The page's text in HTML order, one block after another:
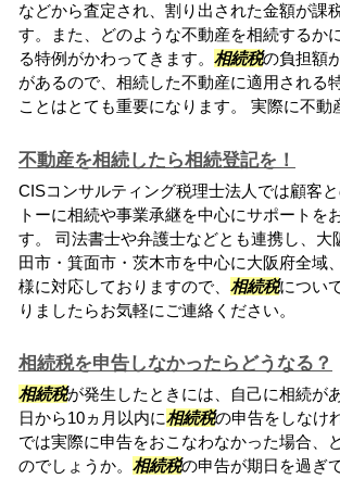
などから査定され、割り出された金額が課
す。また、どのような不動産を相続するか
る特例がかわってきます。 相続税の負担額
があるので、相続した不動産に適用される
ことはとても重要になります。 実際に不動
不動産を相続したら相続登記を！
CISコンサルティング税理士法人では顧客
トーに相続や事業承継を中心にサポートを
す。 司法書士や弁護士などとも連携し、大
田市・箕面市・茨木市を中心に大阪府全域
様に対応しておりますので、 相続税につい
りましたらお気軽にご連絡ください。
相続税を申告しなかったらどうなる？
相続税が発生したときには、自己に相続が
日から10ヵ月以内に相続税の申告をしなけ
では実際に申告をおこなわなかった場合、
のでしょうか。 相続税の申告が期日を過ぎ